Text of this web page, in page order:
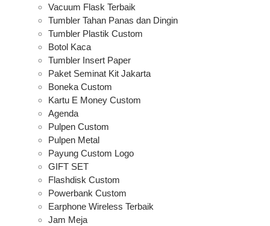
Vacuum Flask Terbaik
Tumbler Tahan Panas dan Dingin
Tumbler Plastik Custom
Botol Kaca
Tumbler Insert Paper
Paket Seminat Kit Jakarta
Boneka Custom
Kartu E Money Custom
Agenda
Pulpen Custom
Pulpen Metal
Payung Custom Logo
GIFT SET
Flashdisk Custom
Powerbank Custom
Earphone Wireless Terbaik
Jam Meja